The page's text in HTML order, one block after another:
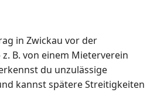
in Zwickau vor der
B. von einem Mieterverein
du unzulässige
kannst spätere Streitigkeiten